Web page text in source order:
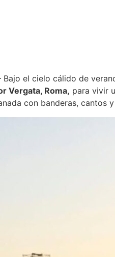
el cielo cálido de
Vergata, Roma, para vivir
con banderas,